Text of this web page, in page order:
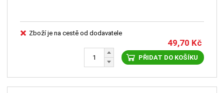
Zboží je na cestě od dodavatele
49,70 Kč
PŘIDAT DO KOŠÍKU